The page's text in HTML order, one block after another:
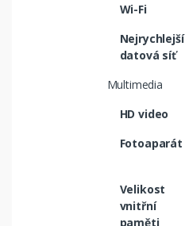
Wi-Fi
Nejrychlejší
datová síť
Multimedia
HD video
Fotoaparát
Velikost
vnitřní
paměti